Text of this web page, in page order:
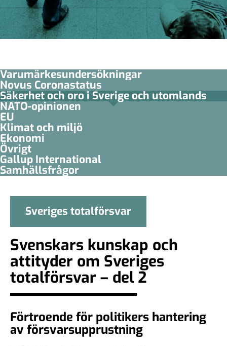
Varumärkesundersökningar
Novus Coronastatus
Säkerhet och oro i Sverige och utomlands
NATO-opinionen
EU
Klimat och miljö
Ekonomi
Övrigt
Gallup International
Samhällsfrågor
Sveriges totalförsvar
Svenskars kunskap och
attityder om Sveriges
totalförsvar – del 2
Förtroende för politikers hantering
av försvarsupprustning